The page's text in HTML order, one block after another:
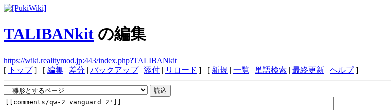
TALIBANkit の編集
https://wiki.realitymod.jp:443/index.php?TALIBANkit
[ トップ] [ 編集 | 差分 | バックアップ| 添付 | リロード ] [ 新規 | 一覧 | 単語検索 | 最終更新 | ヘルプ]